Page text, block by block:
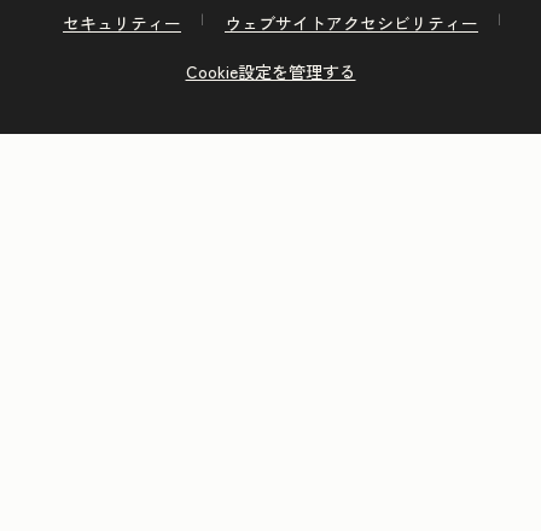
セキュリティー
ウェブサイトアクセシビリティー
Cookie設定を管理する